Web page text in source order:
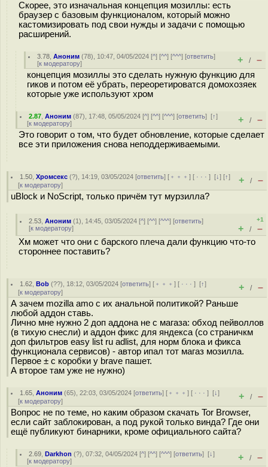
Скорее, это изначальная концепция мозиллы: есть
браузер с базовым функционалом, который можно
кастомизировать под свои нужды и задачи с помощью
расширений.
3.78 ,Аноним (78), 10:47, 04/05/2024 [^] [^^] [^^^] [ответить]
[к модератору] + / –
концепция мозиллы это сделать нужную функцию для
гиков и потом её убрать, переоретироватся домохозяек
которые уже используют хром
2.87 ,Аноним (87), 17:48, 05/05/2024 [^] [^^] [^^^] [ответить][↑]
[к модератору] + / –
Это говорит о том, что будет обновление, которые сделает
все эти приложения снова неподдерживаемыми.
1.50 ,Хромсекс (?), 14:19, 03/05/2024 [ответить] [ ﹢﹢﹢] [ · · ·][↓] [↑]
[к модератору] + / –
uBlock и NoScript, только причём тут мурзилла?
2.53 ,Аноним (1), 14:45, 03/05/2024 [^] [^^] [^^^] [ответить]
[к модератору]
+1
+ / –
Хм может что они с барского плеча дали функцию что-то
стороннее поставить?
1.62 ,Bob (??), 18:12, 03/05/2024 [ответить] [ ﹢﹢﹢] [ · · ·][↑]
[к модератору] + / –
А зачем mozilla amo с их анальной политикой? Раньше
любой аддон ставь.
Лично мне нужно 2 доп аддона не с магаза: обход пейволлов
(в тихую снесли) и аддон фикс для яндекса (со страничкм
доп фильтров easy list ru adlist, для норм блока и фикса
функционала сервисов) - автор ипал тот магаз мозилла.
Первое ± с коробки у brave пашет.
А второе там уже не нужно)
1.65 ,Аноним (65), 22:03, 03/05/2024 [ответить] [ ﹢﹢﹢] [ · · ·][↓]
[к модератору] + / –
Вопрос не по теме, но каким образом скачать Tor Browser,
если сайт заблокирован, а под рукой только винда? Где они
ещё публикуют бинарники, кроме официального сайта?
2.69 ,Darkhon (?), 07:32, 04/05/2024 [^] [^^] [^^^] [ответить][↓]
[к модератору] + / –